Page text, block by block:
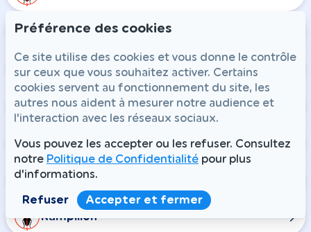
Gastins
La Chapelle-Rablais
La Croix-en-Brie
Maison-Rouge
Nangis
Rampillon
Préférence des cookies
Ce site utilise des cookies et vous donne le contrôle
sur ceux que vous souhaitez activer. Certains
cookies servent au fonctionnement du site, les
autres nous aident à mesurer notre audience et
l'interaction avec les réseaux sociaux.
Vous pouvez les accepter ou les refuser. Consultez
notre Politique de Confidentialité pour plus
d'informations.
Refuser Accepter et fermer